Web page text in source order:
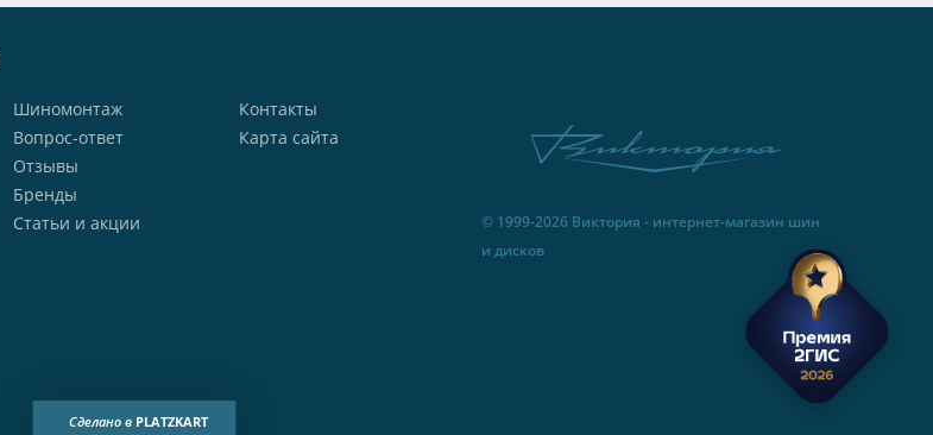
Шиномонтаж
Вопрос-ответ
Отзывы
Бренды
Статьи и акции
Контакты
Карта сайта
© 1999-2026 Виктория - интернет-магазин шин
и дисков
Сделано в PLATZKART